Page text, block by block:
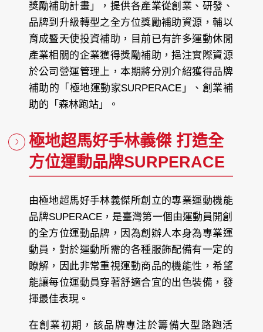
獎勵補助計畫」，提供各產業從創業、研發、
品牌到升級轉型之全方位獎勵補助資源，輔以
育成暨天使投資補助，目前已有許多運動休閒
產業相關的企業獲得獎勵補助，挹注實際資源
於公司營運管理上，本期將分別介紹獲得品牌
補助的「極地運動家SURPERACE」、創業補
助的「森林跑站」。
極地超馬好手林義傑 打造全
方位運動品牌SURPERACE
由極地超馬好手林義傑所創立的專業運動機能
品牌SUPERACE，是臺灣第一個由運動員開創
的全方位運動品牌，因為創辦人本身為專業運
動員，對於運動所需的各種服飾配備有一定的
瞭解，因此非常重視運動商品的機能性，希望
能讓每位運動員穿著舒適合宜的出色裝備，發
揮最佳表現。
在創業初期，該品牌專注於籌備大型路跑活